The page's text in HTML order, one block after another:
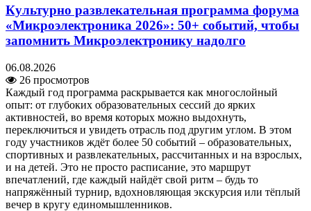
Культурно развлекательная программа форума
«Микроэлектроника 2026»: 50+ событий, чтобы
запомнить Микроэлектронику надолго
06.08.2026
26 просмотров
Каждый год программа раскрывается как многослойный
опыт: от глубоких образовательных сессий до ярких
активностей, во время которых можно выдохнуть,
переключиться и увидеть отрасль под другим углом. В этом
году участников ждёт более 50 событий – образовательных,
спортивных и развлекательных, рассчитанных и на взрослых,
и на детей. Это не просто расписание, это маршрут
впечатлений, где каждый найдёт свой ритм – будь то
напряжённый турнир, вдохновляющая экскурсия или тёплый
вечер в кругу единомышленников.